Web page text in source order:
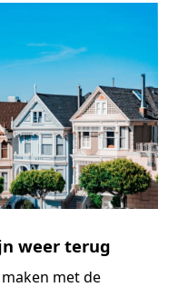
weer terug
met de